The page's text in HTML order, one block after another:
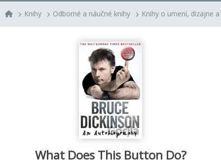
Knihy Odborné a náučné knihy Knihy o umení, dizajne
What Does This Button Do?